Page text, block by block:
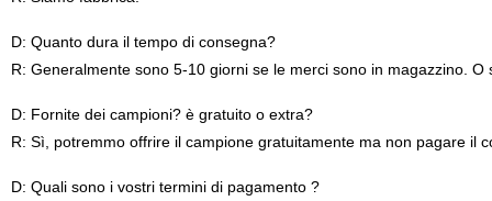
D: Quanto dura il tempo di consegna?
R: Generalmente sono 5-10 giorni se le merci sono in magazzino.
D: Fornite dei campioni? è gratuito o extra?
R: Sì, potremmo offrire il campione gratuitamente ma non pagare il
D: Quali sono i vostri termini di pagamento ?